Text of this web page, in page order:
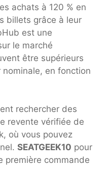
achats à 120 % en
billets grâce à leur
est une
le marché
être supérieurs
en fonction
rechercher des
revente vérifiée de
où vous pouvez
SEATGEEK10 pour
première commande